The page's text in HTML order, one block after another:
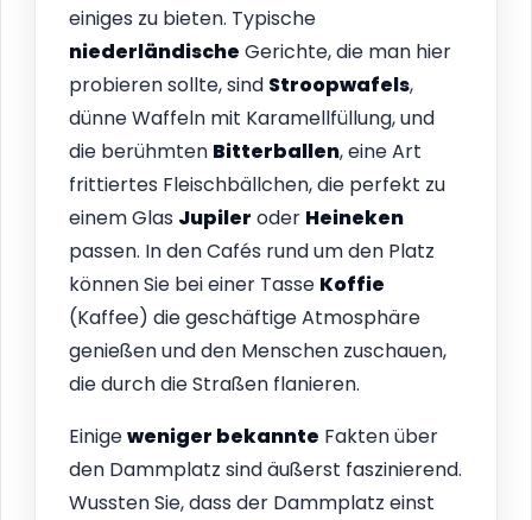
einiges zu bieten. Typische
niederländische Gerichte, die man hier
probieren sollte, sind Stroopwafels,
dünne Waffeln mit Karamellfüllung, und
die berühmten Bitterballen, eine Art
frittiertes Fleischbällchen, die perfekt zu
einem Glas Jupiler oder Heineken
passen. In den Cafés rund um den Platz
können Sie bei einer Tasse Koffie
(Kaffee) die geschäftige Atmosphäre
genießen und den Menschen zuschauen,
die durch die Straßen flanieren.
Einigeweniger bekannte Fakten über
den Dammplatz sind äußerst faszinierend.
Wussten Sie, dass der Dammplatz einst